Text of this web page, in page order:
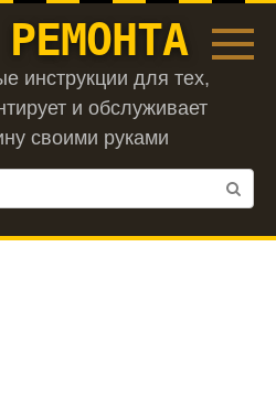
инструкции для тех,
и обслуживает
своими руками